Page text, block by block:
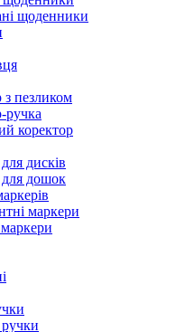
щоденники
з пезликом
ручка
коректор
дисків
дошок
маркери
маркери
ручки